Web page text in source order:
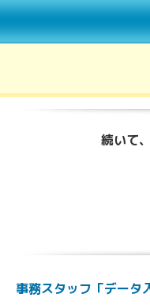
続いて
事務スタッフ「データ